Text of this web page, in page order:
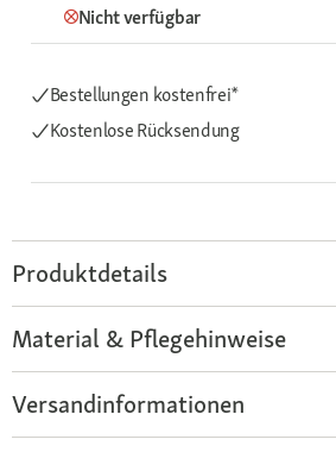
Nicht verfügbar
Bestellungen kostenfrei*
Kostenlose Rücksendung
Produktdetails
Material & Pflegehinweise
Versandinformationen